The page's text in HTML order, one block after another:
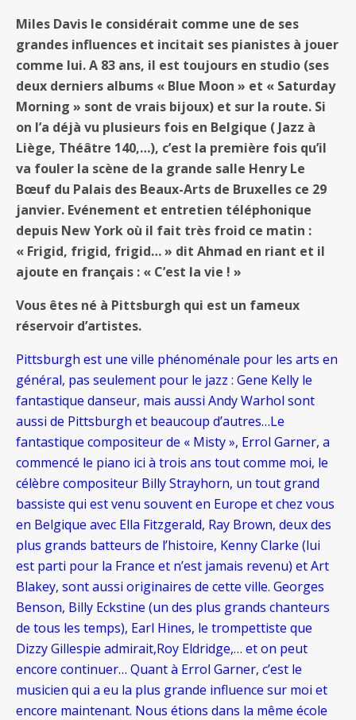
Miles Davis le considérait comme une de ses
grandes influences et incitait ses pianistes à jouer
comme lui. A 83 ans, il est toujours en studio (ses
deux derniers albums « Blue Moon » et « Saturday
Morning » sont de vrais bijoux) et sur la route. Si
on l’a déjà vu plusieurs fois en Belgique ( Jazz à
Liège, Théâtre 140,…), c’est la première fois qu’il
va fouler la scène de la grande salle Henry Le
Bœuf du Palais des Beaux-Arts de Bruxelles ce 29
janvier. Evénement et entretien téléphonique
depuis New York où il fait très froid ce matin :
« Frigid, frigid, frigid… » dit Ahmad en riant et il
ajoute en français : « C’est la vie ! »
Vous êtes né à Pittsburgh qui est un fameux
réservoir d’artistes.
Pittsburgh est une ville phénoménale pour les arts en
général, pas seulement pour le jazz : Gene Kelly le
fantastique danseur, mais aussi Andy Warhol sont
aussi de Pittsburgh et beaucoup d’autres…Le
fantastique compositeur de « Misty », Errol Garner, a
commencé le piano ici à trois ans tout comme moi, le
célèbre compositeur Billy Strayhorn, un tout grand
bassiste qui est venu souvent en Europe et chez vous
en Belgique avec Ella Fitzgerald, Ray Brown, deux des
plus grands batteurs de l’histoire, Kenny Clarke (lui
est parti pour la France et n’est jamais revenu) et Art
Blakey, sont aussi originaires de cette ville. Georges
Benson, Billy Eckstine (un des plus grands chanteurs
de tous les temps), Earl Hines, le trompettiste que
Dizzy Gillespie admirait,Roy Eldridge,… et on peut
encore continuer… Quant à Errol Garner, c’est le
musicien qui a eu la plus grande influence sur moi et
encore maintenant. Nous étions dans la même école